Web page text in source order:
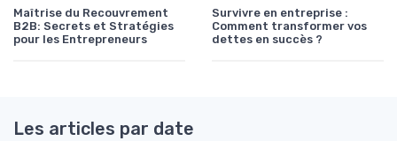
Maîtrise du Recouvrement
B2B: Secrets et Stratégies
pour les Entrepreneurs
Survivre en entreprise :
Comment transformer vos
dettes en succès ?
Les articles par date